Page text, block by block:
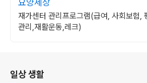
요양세상
재가센터 관리프로그램(급여, 사회보험,
관리,재활운동,레크)
일상 생활